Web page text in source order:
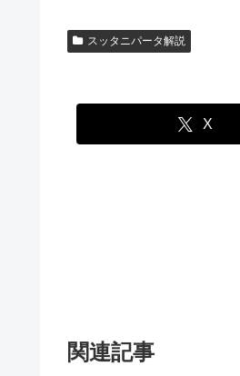
スッタニパータ解説
X
関連記事